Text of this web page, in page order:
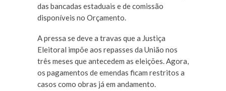
das bancadas estaduais e de comissão
disponíveis no Orçamento.
A pressa se deve a travas que a Justiça
Eleitoral impõe aos repasses da União nos
três meses que antecedem as eleições. Agora,
os pagamentos de emendas ficam restritos a
casos como obras já em andamento.